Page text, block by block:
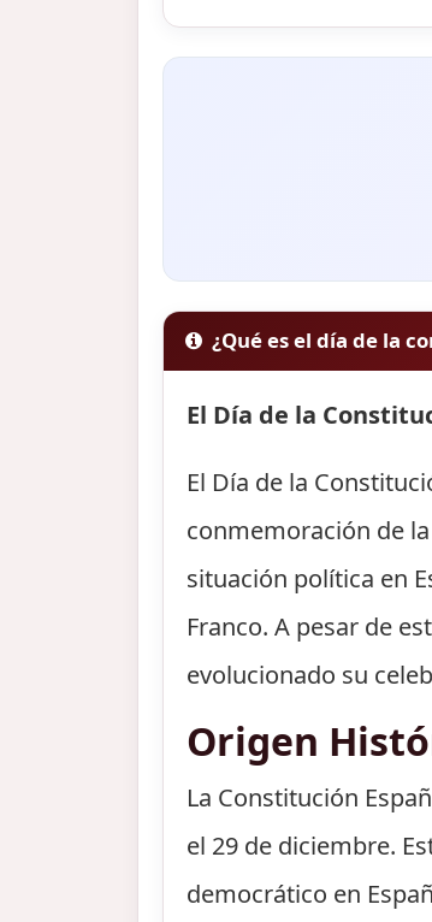
¿Qué es el día de la
El Día de la
El Día de la
conmemoración de
situación política en
Franco. A pesar de
evolucionado su
Origen
La Constitución
el 29 de diciembre.
democrático en